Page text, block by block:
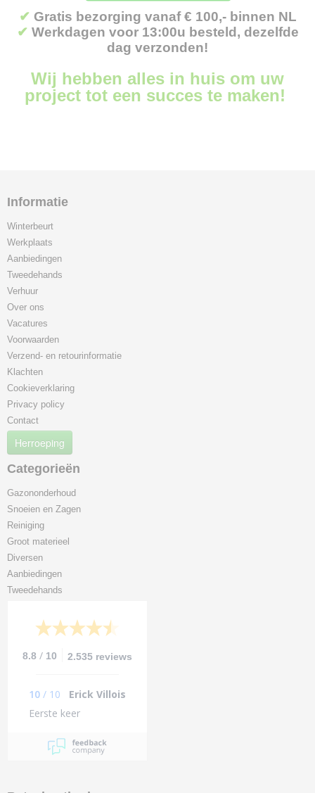
✔ Gratis bezorging vanaf € 100,- binnen NL
✔ Werkdagen voor 13:00u besteld, dezelfde
dag verzonden!
Wij hebben alles in huis om uw
project tot een succes te maken!
Informatie
Winterbeurt
Werkplaats
Aanbiedingen
Tweedehands
Verhuur
Over ons
Vacatures
Voorwaarden
Verzend- en retourinformatie
Klachten
Cookieverklaring
Privacy policy
Contact
Herroeping
Categorieën
Gazononderhoud
Snoeien en Zagen
Reiniging
Groot materieel
Diversen
Aanbiedingen
Tweedehands
8.8 / 10 2.535 reviews
10 / 10
Erick Villois
Eerste keer